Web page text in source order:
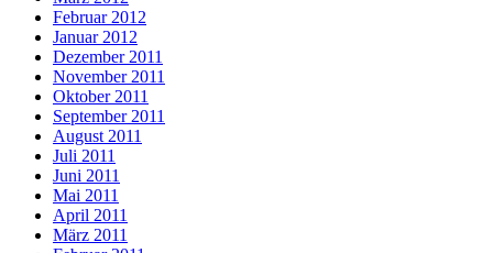
Februar 2012
Januar 2012
Dezember 2011
November 2011
Oktober 2011
September 2011
August 2011
Juli 2011
Juni 2011
Mai 2011
April 2011
März 2011